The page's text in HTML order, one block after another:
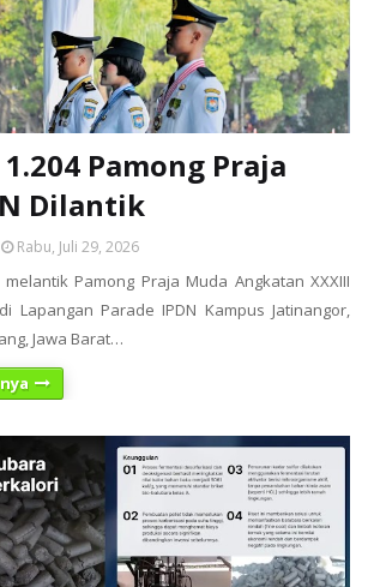
Pamong Praja
Dilantik
Rabu, Juli 29, 2026
Pamong Praja Muda Angkatan XXXIII
Lapangan Parade IPDN Kampus Jatinangor,
Jawa Barat…